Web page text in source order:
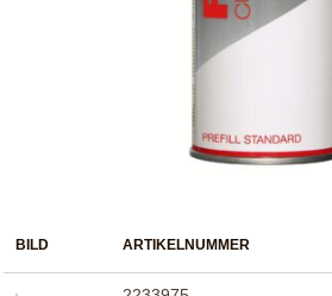
BILD ARTIKELNUMMER